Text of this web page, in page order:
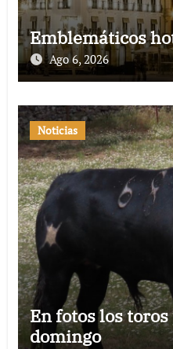
Emblemáticos
Ago 6, 2026
Noticias
En fotos los
domingo